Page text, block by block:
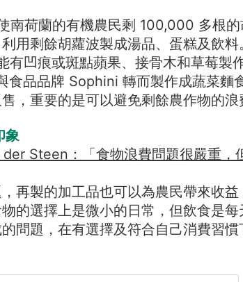
南荷蘭的有機農民剩 100,000 多根的
用剩餘胡蘿波製成湯品、蛋糕及飲
有凹痕或斑點蘋果、接骨木和草莓製
食品品牌 Sophini 轉而製作成蔬菜麵
，重要的是可以避免剩餘農作物的浪
象
Steen：「食物浪費問題很嚴重，
再製的加工品也可以為農民帶來收
的選擇上是微小的日常，但飲食是
問題，在有選擇及符合自己消費習